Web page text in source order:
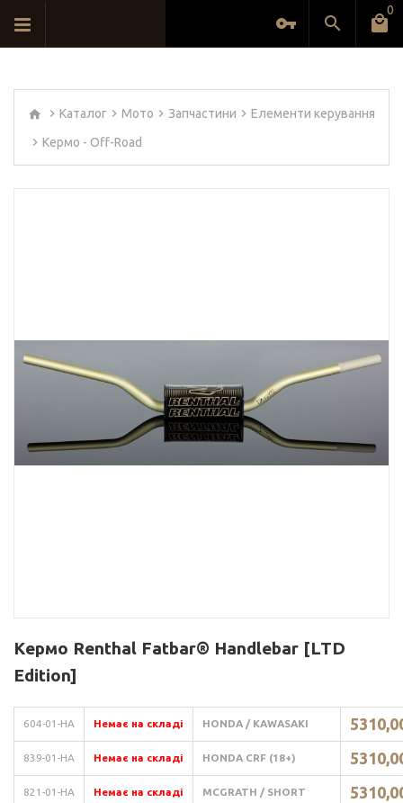
0
Каталог Мото Запчастини Елементи керування
Кермо - Off-Road
Кермо Renthal Fatbar® Handlebar [LTD
Edition]
604-01-HA Немає на складі HONDA / KAWASAKI
839-01-HA Немає на складі HONDA CRF (18+)
821-01-HA Немає на складі MCGRATH / SHORT